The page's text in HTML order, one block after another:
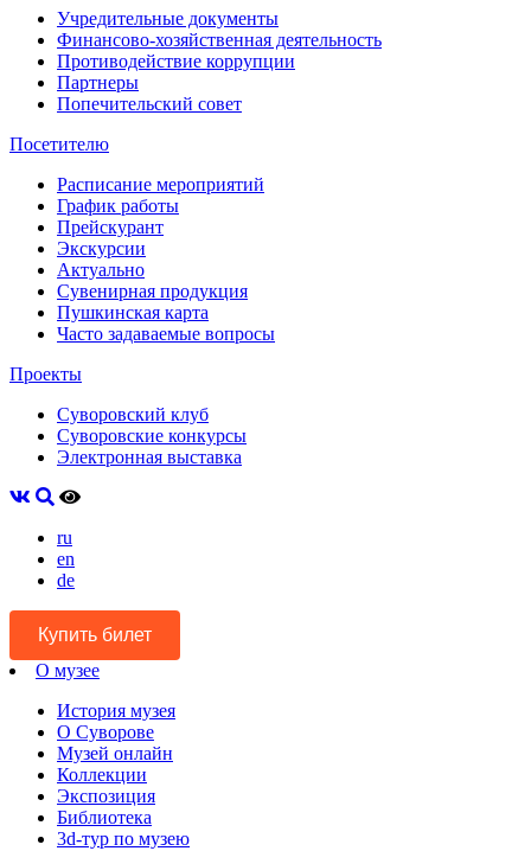
Учредительные документы
Финансово-хозяйственная деятельность
Противодействие коррупции
Партнеры
Попечительский совет
Посетителю
Расписание мероприятий
График работы
Прейскурант
Экскурсии
Актуально
Сувенирная продукция
Пушкинская карта
Часто задаваемые вопросы
Проекты
Суворовский клуб
Суворовские конкурсы
Электронная выставка
ru
en
de
Купить билет
О музее
История музея
О Суворове
Музей онлайн
Коллекции
Экспозиция
Библиотека
3d-тур по музею